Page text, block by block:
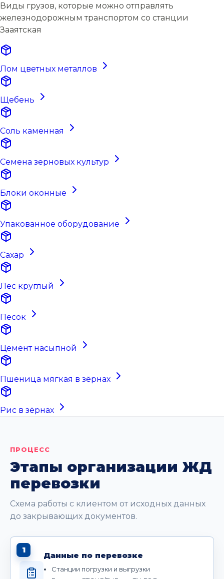
Виды грузов, которые можно отправлять
железнодорожным транспортом со станции
Зааятская
Лом цветных металлов
Щебень
Соль каменная
Семена зерновых культур
Блоки оконные
Упакованное оборудование
Сахар
Лес круглый
Песок
Цемент насыпной
Пшеница мягкая в зёрнах
Рис в зёрнах
ПРОЦЕСС
Этапы организации ЖД
перевозки
Схема работы с клиентом от исходных данных
до закрывающих документов.
1
Данные по перевозке
Станции погрузки и выгрузки